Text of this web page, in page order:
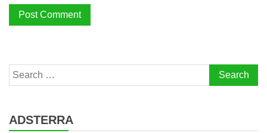
Search
for:
ADSTERRA